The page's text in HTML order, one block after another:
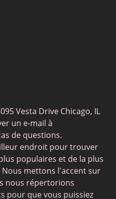
Vesta Drive Chicago, IL
un e-mail à
de questions.
endroit pour trouver
populaires et de la plus
mettons l'accent sur
nous répertorions
pour que vous puissiez